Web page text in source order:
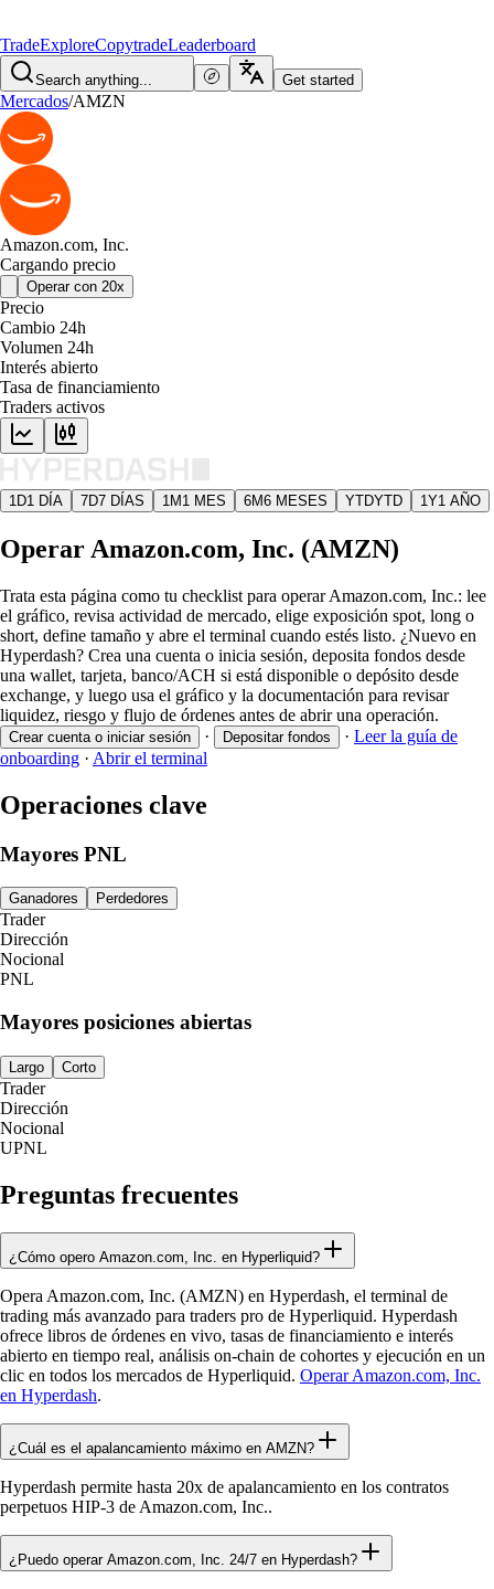
TradeExploreCopytradeLeaderboard
Search anything... Get started
Mercados/AMZN
Amazon.com, Inc.
Cargando precio
Operar con 20x
Precio
Cambio 24h
Volumen 24h
Interés abierto
Tasa de financiamiento
Traders activos
1D1 DÍA 7D7 DÍAS 1M 1 MES 6M6 MESES YTDYTD 1Y1 AÑO
Operar Amazon.com, Inc. (AMZN)
Trata esta página como tu checklist para operar Amazon.com, Inc.: lee
el gráfico, revisa actividad de mercado, elige exposición spot, long o
short, define tamaño y abre el terminal cuando estés listo. ¿Nuevo en
Hyperdash? Crea una cuenta o inicia sesión, deposita fondos desde
una wallet, tarjeta, banco/ACH si está disponible o depósito desde
exchange, y luego usa el gráfico y la documentación para revisar
liquidez, riesgo y flujo de órdenes antes de abrir una operación.
Crear cuenta o iniciar sesión · Depositar fondos · Leer la guía de
onboarding · Abrir el terminal
Operaciones clave
Mayores PNL
Ganadores Perdedores
Trader
Dirección
Nocional
PNL
Mayores posiciones abiertas
Largo Corto
Trader
Dirección
Nocional
UPNL
Preguntas frecuentes
¿Cómo opero Amazon.com, Inc. en Hyperliquid?
Opera Amazon.com, Inc. (AMZN) en Hyperdash, el terminal de
trading más avanzado para traders pro de Hyperliquid. Hyperdash
ofrece libros de órdenes en vivo, tasas de financiamiento e interés
abierto en tiempo real, análisis on-chain de cohortes y ejecución en un
clic en todos los mercados de Hyperliquid. Operar Amazon.com, Inc.
en Hyperdash.
¿Cuál es el apalancamiento máximo en AMZN?
Hyperdash permite hasta 20x de apalancamiento en los contratos
perpetuos HIP-3 de Amazon.com, Inc..
¿Puedo operar Amazon.com, Inc. 24/7 en Hyperdash?